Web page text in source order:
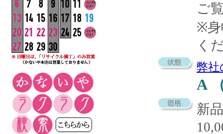
ご
※身
く
弊社
A
新